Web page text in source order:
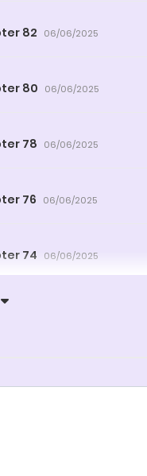
82 06/06/2025
80 06/06/2025
78 06/06/2025
76 06/06/2025
74 06/06/2025